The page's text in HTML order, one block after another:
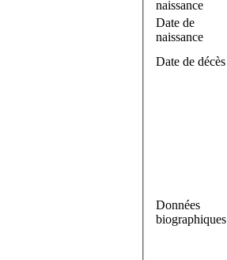
naissance
Date de
naissance
Date de décès
Données
biographiques